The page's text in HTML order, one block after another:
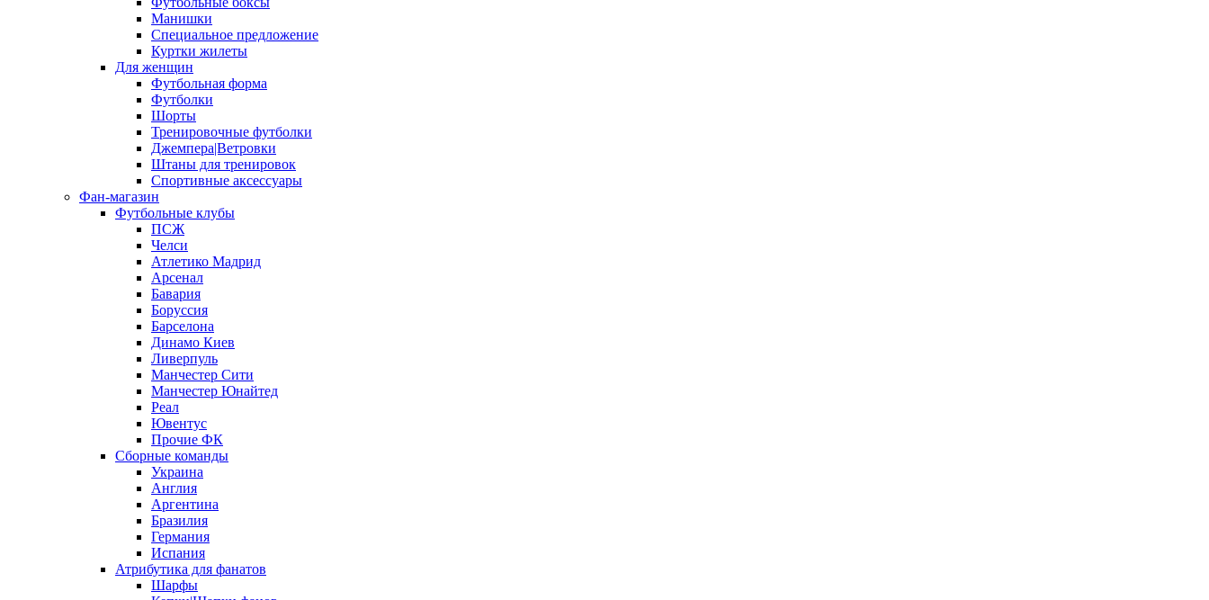
Манишки
Специальное предложение
Куртки жилеты
Для женщин
Футбольная форма
Футболки
Шорты
Тренировочные футболки
Джемпера|Ветровки
Штаны для тренировок
Спортивные аксессуары
Фан-магазин
Футбольные клубы
ПСЖ
Челси
Атлетико Мадрид
Арсенал
Бавария
Боруссия
Барселона
Динамо Киев
Ливерпуль
Манчестер Сити
Манчестер Юнайтед
Реал
Ювентус
Прочие ФК
Сборные команды
Украина
Англия
Аргентина
Бразилия
Германия
Испания
Атрибутика для фанатов
Шарфы